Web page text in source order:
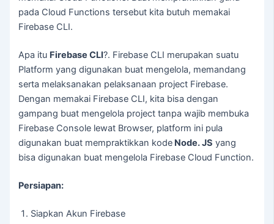
pada Cloud Functions tersebut kita butuh memakai
Firebase CLI.
Apa itu Firebase CLI?. Firebase CLI merupakan suatu
Platform yang digunakan buat mengelola, memandang
serta melaksanakan pelaksanaan project Firebase.
Dengan memakai Firebase CLI, kita bisa dengan
gampang buat mengelola project tanpa wajib membuka
Firebase Console lewat Browser, platform ini pula
digunakan buat mempraktikkan kode Node. JS yang
bisa digunakan buat mengelola Firebase Cloud Function.
Persiapan:
Siapkan Akun Firebase